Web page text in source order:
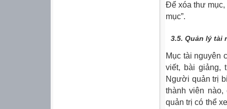
Để xóa thư mục,
mục”.
3.5. Quản lý tài
Mục tài nguyên
viết, bài giảng,
Người quản trị
thành viên
quản trị có thể